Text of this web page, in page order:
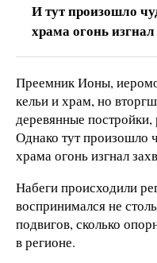
И тут произошло
храма огонь
Преемник Ионы,
кельи и храм, но
деревянные постройки,
Однако тут произошло
храма огонь изгнал
Набеги происходили
воспринимался не
подвигов, сколько
в регионе.